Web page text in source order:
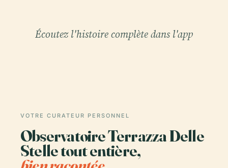
Écoutez l'histoire complète dans l'app
VOTRE CURATEUR PERSONNEL
Observatoire Terrazza Delle
Stelle tout entière,